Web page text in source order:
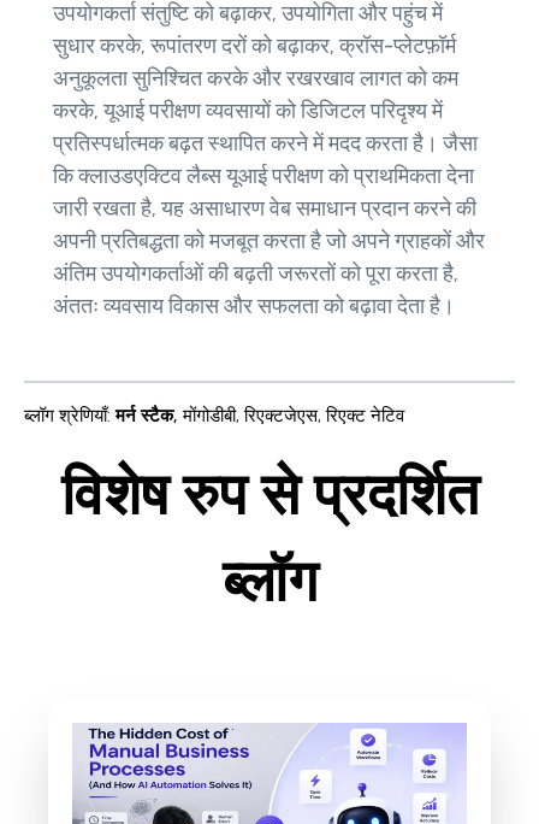
उपयोगकर्ता संतुष्टि को बढ़ाकर, उपयोगिता और पहुंच में
सुधार करके, रूपांतरण दरों को बढ़ाकर, क्रॉस-प्लेटफ़ॉर्म
अनुकूलता सुनिश्चित करके और रखरखाव लागत को कम
करके, यूआई परीक्षण व्यवसायों को डिजिटल परिदृश्य में
प्रतिस्पर्धात्मक बढ़त स्थापित करने में मदद करता है। जैसा
कि क्लाउडएक्टिव लैब्स यूआई परीक्षण को प्राथमिकता देना
जारी रखता है, यह असाधारण वेब समाधान प्रदान करने की
अपनी प्रतिबद्धता को मजबूत करता है जो अपने ग्राहकों और
अंतिम उपयोगकर्ताओं की बढ़ती जरूरतों को पूरा करता है,
अंततः व्यवसाय विकास और सफलता को बढ़ावा देता है।
ब्लॉग श्रेणियाँ: मर्न स्टैक, मोंगोडीबी,रिएक्टजेएस,रिएक्ट नेटिव
विशेष रुप से प्रदर्शित
ब्लॉग